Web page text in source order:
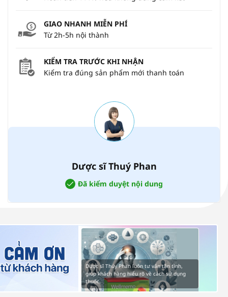
GIAO NHANH MIỄN PHÍ
Từ 2h-5h nội thành
KIỂM TRA TRƯỚC KHI NHẬN
Kiểm tra đúng sản phẩm mới thanh toán
Dược sĩ Thuý Phan
Đã kiểm duyệt nội dung
Dược sĩ Thúy Phan luôn tư vấn tận tình,
giúp khách hàng hiểu rõ về cách sử dụng
thuốc.